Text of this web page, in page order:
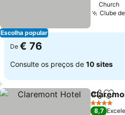
Escolha popular
Church
Clube
De € 76
Consulte os preços de 10 sites
Partilhar
4 Estrelas
8,7